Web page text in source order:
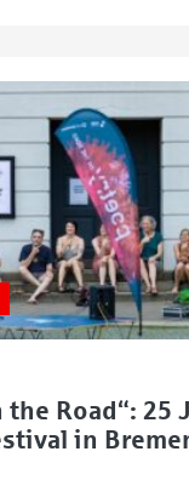
the Road“: 25
in